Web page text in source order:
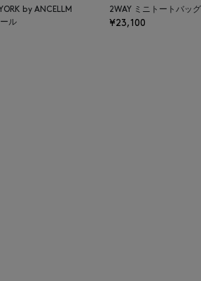
YORK by ANCELLM
ル
2WAY ミニトートバッグ
¥23,100